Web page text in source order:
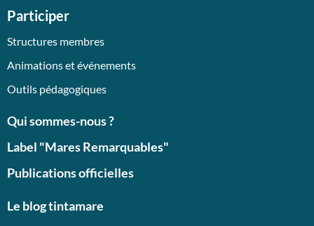
Participer
Structures membres
Animations et événements
Outils pédagogiques
Qui sommes-nous ?
Label "Mares Remarquables"
Publications officielles
Le blog tintamare